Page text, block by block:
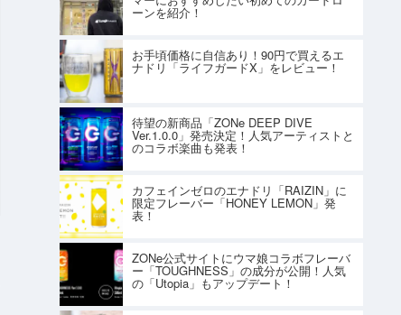
ーンを紹介！
お手頃価格に自信あり！90円で買えるエ
ナドリ「ライフガードX」をレビュー！
待望の新商品「ZONe DEEP DIVE
Ver.1.0.0」発売決定！人気アーティストと
のコラボ楽曲も発表！
カフェインゼロのエナドリ「RAIZIN」に
限定フレーバー「HONEY LEMON」発
表！
ZONe公式サイトにウマ娘コラボフレーバ
ー「TOUGHNESS」の成分が公開！人気
の「Utopia」もアップデート！